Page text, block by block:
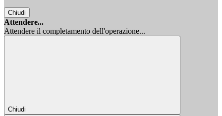
Chiudi
Attendere...
Attendere il completamento dell'operazione...
Chiudi